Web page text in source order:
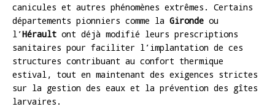
canicules et autres phénomènes extrêmes. Certains
départements pionniers comme la Gironde ou
l’Hérault ont déjà modifié leurs prescriptions
sanitaires pour faciliter l’implantation de ces
structures contribuant au confort thermique
estival, tout en maintenant des exigences strictes
sur la gestion des eaux et la prévention des gîtes
larvaires.